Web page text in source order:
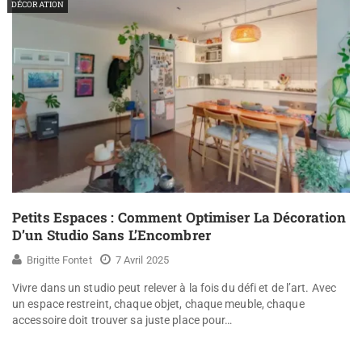
DÉCORATION
Petits Espaces : Comment Optimiser La Décoration
D’un Studio Sans L’Encombrer
Brigitte Fontet 7 Avril 2025
Vivre dans un studio peut relever à la fois du défi et de l’art. Avec
un espace restreint, chaque objet, chaque meuble, chaque
accessoire doit trouver sa juste place pour…